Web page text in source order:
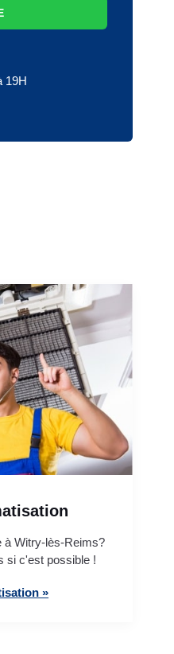
19H
à Witry-lès-Reims?
si c'est possible !
»